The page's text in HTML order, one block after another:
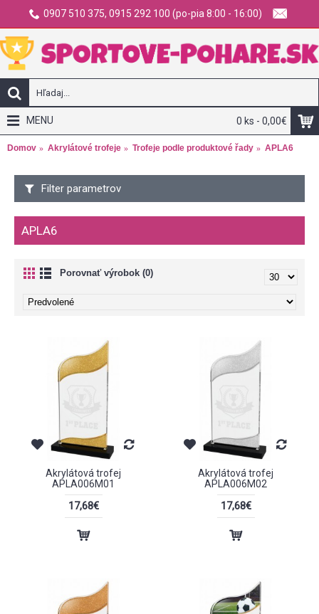
0907 510 375, 0915 292 100 (po-pia 8:00 - 16:00)
0 ks - 0,00€
MENU
Domov Akrylátové trofeje Trofeje podle produktové řady APLA6
Filter parametrov
APLA6
Porovnať výrobok (0)
Akrylátová trofej
APLA006M01
17,68€
Akrylátová trofej
APLA006M02
17,68€